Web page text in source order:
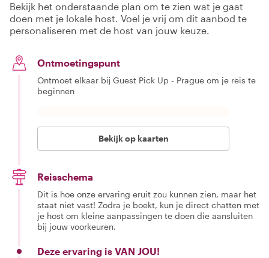
Bekijk het onderstaande plan om te zien wat je gaat
doen met je lokale host. Voel je vrij om dit aanbod te
personaliseren met de host van jouw keuze.
Ontmoetingspunt
Ontmoet elkaar bij Guest Pick Up - Prague om je reis te
beginnen
Bekijk op kaarten
Reisschema
Dit is hoe onze ervaring eruit zou kunnen zien, maar het
staat niet vast! Zodra je boekt, kun je direct chatten met
je host om kleine aanpassingen te doen die aansluiten
bij jouw voorkeuren.
Deze ervaring is VAN JOU!